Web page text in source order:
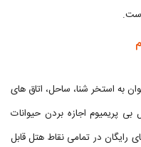
به استخر شنا، ساحل، اتاق های
بی پریمیوم اجازه بردن حیوانات
رایگان در تمامی نقاط هتل قابل